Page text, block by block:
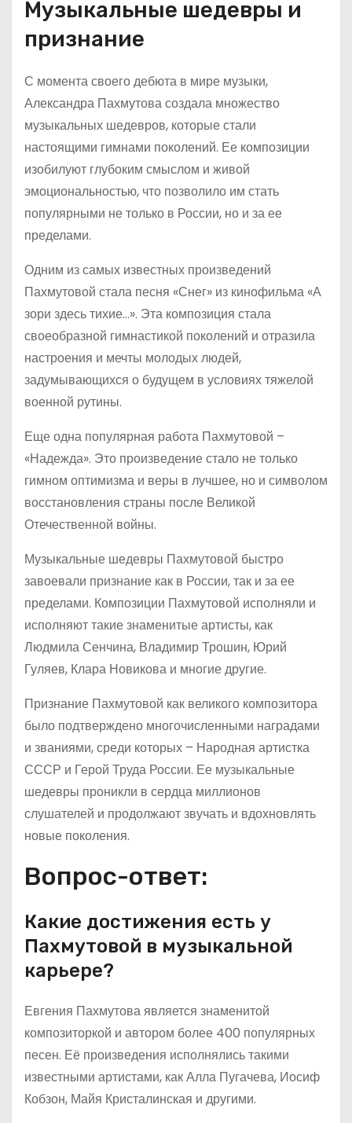
Музыкальные шедевры и
признание
С момента своего дебюта в мире музыки,
Александра Пахмутова создала множество
музыкальных шедевров, которые стали
настоящими гимнами поколений. Ее композиции
изобилуют глубоким смыслом и живой
эмоциональностью, что позволило им стать
популярными не только в России, но и за ее
пределами.
Одним из самых известных произведений
Пахмутовой стала песня «Снег» из кинофильма «А
зори здесь тихие…». Эта композиция стала
своеобразной гимнастикой поколений и отразила
настроения и мечты молодых людей,
задумывающихся о будущем в условиях тяжелой
военной рутины.
Еще одна популярная работа Пахмутовой –
«Надежда». Это произведение стало не только
гимном оптимизма и веры в лучшее, но и символом
восстановления страны после Великой
Отечественной войны.
Музыкальные шедевры Пахмутовой быстро
завоевали признание как в России, так и за ее
пределами. Композиции Пахмутовой исполняли и
исполняют такие знаменитые артисты, как
Людмила Сенчина, Владимир Трошин, Юрий
Гуляев, Клара Новикова и многие другие.
Признание Пахмутовой как великого композитора
было подтверждено многочисленными наградами
и званиями, среди которых – Народная артистка
СССР и Герой Труда России. Ее музыкальные
шедевры проникли в сердца миллионов
слушателей и продолжают звучать и вдохновлять
новые поколения.
Вопрос-ответ:
Какие достижения есть у
Пахмутовой в музыкальной
карьере?
Евгения Пахмутова является знаменитой
композиторкой и автором более 400 популярных
песен. Её произведения исполнялись такими
известными артистами, как Алла Пугачева, Иосиф
Кобзон, Майя Кристалинская и другими.